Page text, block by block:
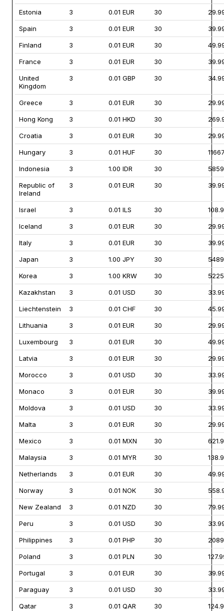
Estonia 3 0.01 EUR 30
Spain 3 0.01 EUR 30
Finland 3 0.01 EUR 30
France 3 0.01 EUR 30
United
Kingdom
3 0.01 GBP 30
Greece 3 0.01 EUR 30
Hong Kong 3 0.01 HKD 30
Croatia 3 0.01 EUR 30
Hungary 3 0.01 HUF 30
Indonesia 3 1.00 IDR 30
Republic of
Ireland
3 0.01 EUR 30
Israel 3 0.01 ILS 30
Iceland 3 0.01 EUR 30
Italy 3 0.01 EUR 30
Japan 3 1.00 JPY 30
Korea 3 1.00 KRW 30
Kazakhstan 3 0.01 USD 30
Liechtenstein 3 0.01 CHF 30
Lithuania 3 0.01 EUR 30
Luxembourg 3 0.01 EUR 30
Latvia 3 0.01 EUR 30
Morocco 3 0.01 USD 30
Monaco 3 0.01 EUR 30
Moldova 3 0.01 USD 30
Malta 3 0.01 EUR 30
Mexico 3 0.01 MXN 30
Malaysia 3 0.01 MYR 30
Netherlands 3 0.01 EUR 30
Norway 3 0.01 NOK 30
New Zealand 3 0.01 NZD 30
Peru 3 0.01 USD 30
Philippines 3 0.01 PHP 30
Poland 3 0.01 PLN 30
Portugal 3 0.01 EUR 30
Paraguay 3 0.01 USD 30
Qatar 3 0.01 QAR 30